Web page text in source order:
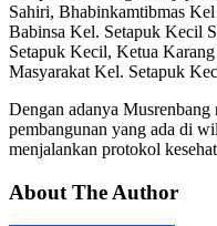
Sahiri, Bhabinkamtibmas
Babinsa Kel. Setapuk Kecil
Setapuk Kecil, Ketua
Masyarakat Kel. Setapuk
Dengan adanya Musrenbang
pembangunan yang ada di
menjalankan protokol
About The Author